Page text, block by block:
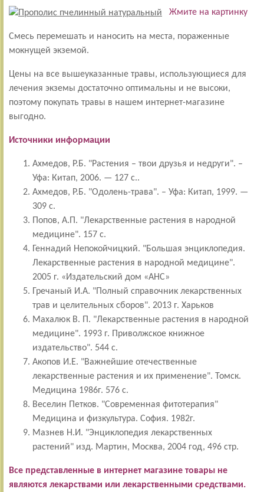
Жмите на картинку
Смесь перемешать и наносить на места, пораженные
мокнущей экземой.
Цены на все вышеуказанные травы, использующиеся для
лечения экземы достаточно оптимальны и не высоки,
поэтому покупать травы в нашем интернет-магазине
выгодно.
Источники информации
Ахмедов, Р.Б. "Растения – твои друзья и недруги". –
Уфа: Китап, 2006. — 127 с..
Ахмедов, Р.Б. "Одолень-трава". – Уфа: Китап, 1999. —
309 с.
Попов, А.П. "Лекарственные растения в народной
медицине". 157 с.
Геннадий Непокойчицкий. "Большая энциклопедия.
Лекарственные растения в народной медицине".
2005 г. «Издательский дом «АНС»
Гречаный И.А. "Полный справочник лекарственных
трав и целительных сборов". 2013 г. Харьков
Махалюк В. П. "Лекарственные растения в народной
медицине". 1993 г. Приволжское книжное
издательство". 544 с.
Акопов И.Е. "Важнейшие отечественные
лекарственные растения и их применение". Томск.
Медицина 1986г. 576 с.
Веселин Петков. "Современная фитотерапия"
Медицина и физкультура. София. 1982г.
Мазнев Н.И. "Энциклопедия лекарственных
растений" изд. Мартин, Москва, 2004 год, 496 стр.
Все представленные в интернет магазине товары не
являются лекарствами или лекарственными средствами.